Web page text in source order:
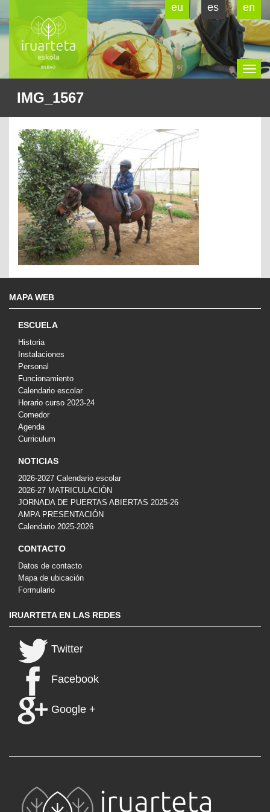
eu es en
IMG_1567
MAPA WEB
ESCUELA
Historia
Instalaciones
Personal
Funcionamiento
Calendario escolar
Horario curso 2023-24
Comedor
Agenda
Curriculum
NOTICIAS
2026-2027 Calendario escolar
2026-27 MATRICULACIÓN
JORNADA DE PUERTAS ABIERTAS 2025-26
AMPA PRESENTACIÓN
Calendario 2025-2026
CONTACTO
Datos de contacto
Mapa de ubicación
Formulario
IRUARTETA EN LAS REDES
Twitter
Facebook
Google +